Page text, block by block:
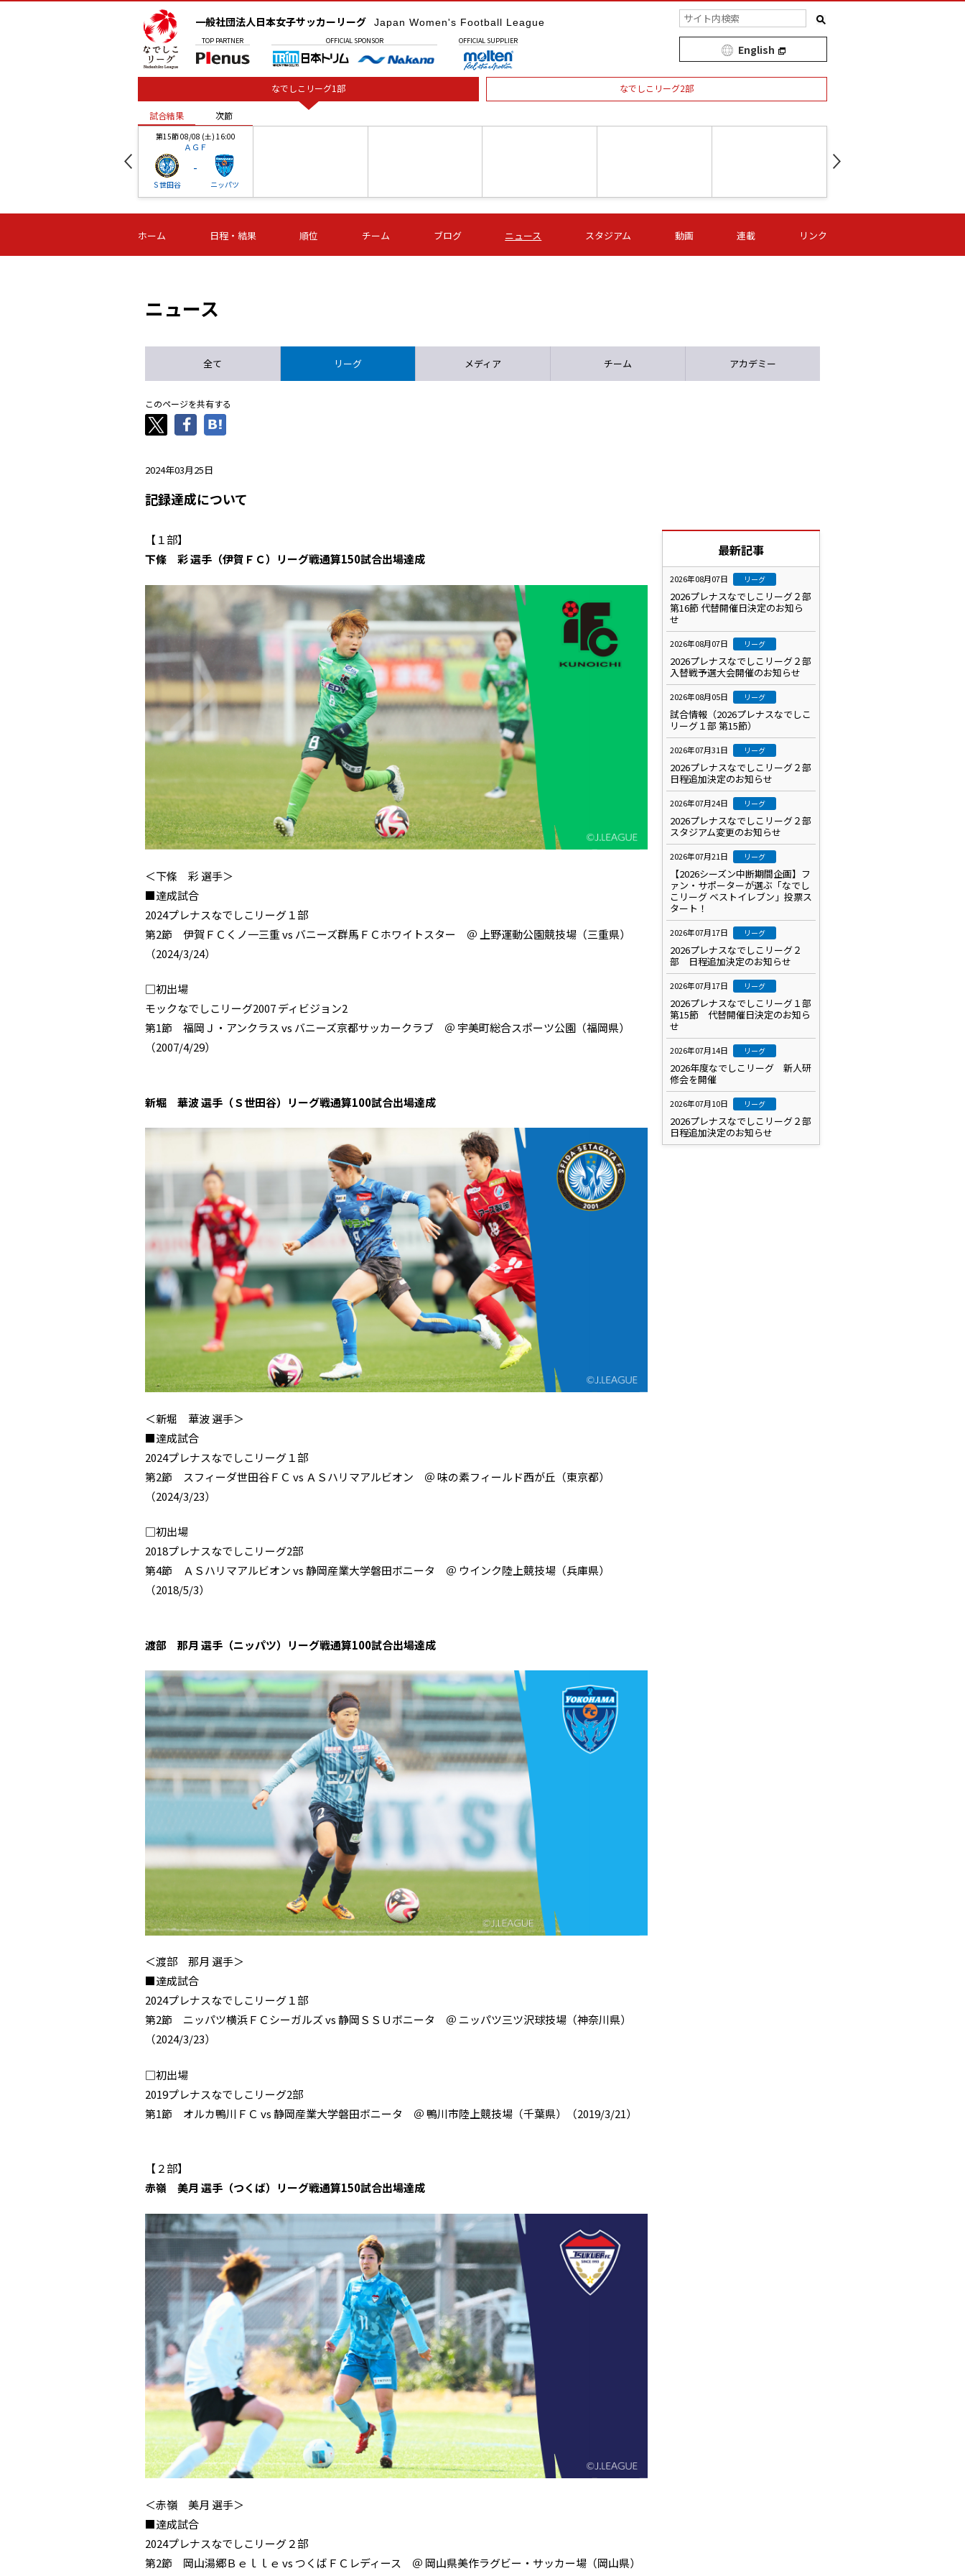
一般社団法人日本女子サッカーリーグ Japan Women's Football League
TOP PARTNER OFFICIAL SPONSOR OFFICIAL SUPPLIER
English
なでしこリーグ1部 なでしこリーグ2部
試合結果 次節
第15節 08/08 (土) 16:00
ＡＧＦ
Ｓ世田谷
-
ニッパツ
-
第16節 09/05 (土) 15:00
ニッパツ
-
第16節 09/05 (土) 15:00
石人の星
-
第16節 09/05 (土) 16:00
ＡＧＦ
-
いちご
-
第16節 09/06 (日) 15:00
-
第16節 09/06 (日) 15:00
- -
試合結果 次節
ホーム 日程・結果 順位 チーム ブログ ニュース スタジアム 動画 連載 リンク
ニュース
全て リーグ メディア チーム アカデミー
このページを共有する
2024年03月25日
記録達成について
【１部】
下條 彩 選手（伊賀ＦＣ）リーグ戦通算150試合出場達成
＜下條 彩 選手＞
■達成試合
2024プレナスなでしこリーグ１部
第2節 伊賀ＦＣくノ一三重 vs バニーズ群馬ＦＣホワイトスター ＠ 上野運動公園競技場（三重県）
（2024/3/24）
□初出場
モックなでしこリーグ2007 ディビジョン2
第1節 福岡Ｊ・アンクラス vs バニーズ京都サッカークラブ ＠ 宇美町総合スポーツ公園（福岡県）
（2007/4/29）
新堀 華波 選手（Ｓ世田谷）リーグ戦通算100試合出場達成
＜新堀 華波 選手＞
■達成試合
2024プレナスなでしこリーグ１部
第2節 スフィーダ世田谷ＦＣ vs ＡＳハリマアルビオン ＠ 味の素フィールド西が丘（東京都）
（2024/3/23）
□初出場
2018プレナスなでしこリーグ2部
第4節 ＡＳハリマアルビオン vs 静岡産業大学磐田ボニータ ＠ ウインク陸上競技場（兵庫県）
（2018/5/3）
渡部 那月 選手（ニッパツ）リーグ戦通算100試合出場達成
＜渡部 那月 選手＞
■達成試合
2024プレナスなでしこリーグ１部
第2節 ニッパツ横浜ＦＣシーガルズ vs 静岡ＳＳＵボニータ ＠ ニッパツ三ツ沢球技場（神奈川県）
（2024/3/23）
□初出場
2019プレナスなでしこリーグ2部
第1節 オルカ鴨川ＦＣ vs 静岡産業大学磐田ボニータ ＠ 鴨川市陸上競技場（千葉県）（2019/3/21）
【２部】
赤嶺 美月 選手（つくば）リーグ戦通算150試合出場達成
＜赤嶺 美月 選手＞
■達成試合
2024プレナスなでしこリーグ２部
第2節 岡山湯郷Ｂｅｌｌｅ vs つくばＦＣレディース ＠ 岡山県美作ラグビー・サッカー場（岡山県）
最新記事
2026年08月07日 リーグ
2026プレナスなでしこリーグ２部
第16節 代替開催日決定のお知ら
せ
2026年08月07日 リーグ
2026プレナスなでしこリーグ２部
入替戦予選大会開催のお知らせ
2026年08月05日 リーグ
試合情報（2026プレナスなでしこ
リーグ１部 第15節）
2026年07月31日 リーグ
2026プレナスなでしこリーグ２部
日程追加決定のお知らせ
2026年07月24日 リーグ
2026プレナスなでしこリーグ２部
スタジアム変更のお知らせ
2026年07月21日 リーグ
【2026シーズン中断期間企画】フ
ァン・サポーターが選ぶ「なでし
こリーグ ベストイレブン」投票ス
タート！
2026年07月17日 リーグ
2026プレナスなでしこリーグ２
部 日程追加決定のお知らせ
2026年07月17日 リーグ
2026プレナスなでしこリーグ１部
第15節 代替開催日決定のお知ら
せ
2026年07月14日 リーグ
2026年度なでしこリーグ 新人研
修会を開催
2026年07月10日 リーグ
2026プレナスなでしこリーグ２部
日程追加決定のお知らせ